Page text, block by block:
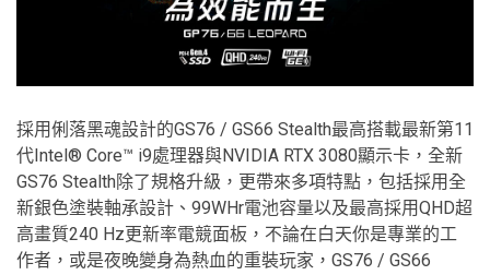
採用俐落黑魂設計的GS76 / GS66 Stealth最高搭載最新第11
代Intel® Core™ i9處理器與NVIDIA RTX 3080顯示卡，全新
GS76 Stealth除了規格升級，更帶來多項特點，包括採用全
新銀色塗裝軸承設計、99WHr電池容量以及最高採用QHD超
高畫質240 Hz更新率電競面板，不論在白天你是專業的工
作者，或是夜晚變身為熱血的重裝玩家，GS76 / GS66